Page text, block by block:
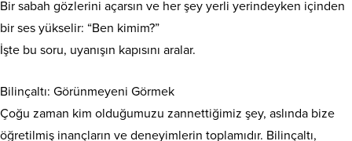
Bir sabah gözlerini açarsın ve her şey yerli yerindeyken içinden
bir ses yükselir: “Ben kimim?”
İşte bu soru, uyanışın kapısını aralar.
Bilinçaltı: Görünmeyeni Görmek
Çoğu zaman kim olduğumuzu zannettiğimiz şey, aslında bize
öğretilmiş inançların ve deneyimlerin toplamıdır. Bilinçaltı,